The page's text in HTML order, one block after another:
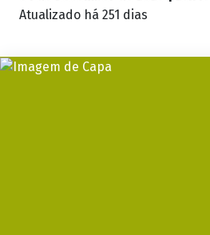
Atualizado há 251 dias